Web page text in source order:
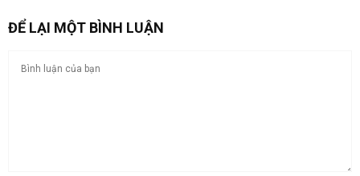
ĐỂ LẠI MỘT BÌNH LUẬN